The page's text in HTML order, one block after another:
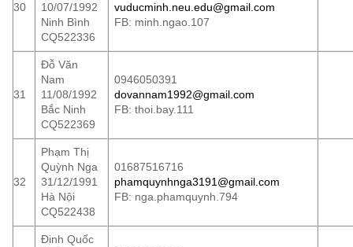
30
10/07/1992
Ninh Bình
CQ522336
vuducminh.neu.edu@gmail.com
FB: minh.ngao.107
31
Đỗ Văn
Nam
11/08/1992
Bắc Ninh
CQ522369
0946050391
dovannam1992@gmail.com
FB: thoi.bay.111
32
Phạm Thị
Quỳnh Nga
31/12/1991
Hà Nội
CQ522438
01687516716
phamquynhnga3191@gmail.com
FB: nga.phamquynh.794
Đinh Quốc